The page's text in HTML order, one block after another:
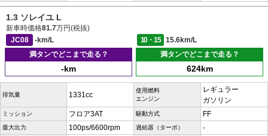
1.3 ソレイユ L
新車時価格81.7万円(税抜)
JC08
-km/L 10・15
15.6km/L
満タンでどこまで走る？
-km
満タンでどこまで走る？
624km
排気量 1331cc
使用燃料
エンジン
レギュラー
ガソリン
ミッション フロア3AT 駆動方式 FF
最大出力 100ps/6600rpm 過給器（ターボ） -